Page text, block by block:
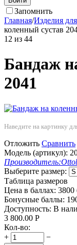
Запомнить
Главная/Изделия
коленный сустав
12 из 44
Бандаж
2041
Наведите на картинку
Отложить Сравнить
Модель (артикул):
Производитель:
Выберите размер:
Таблица размеров
Цена в баллах: 3800
Бонусные баллы:
Доступность: В
3 800.00 Р
Кол-во:
+
−